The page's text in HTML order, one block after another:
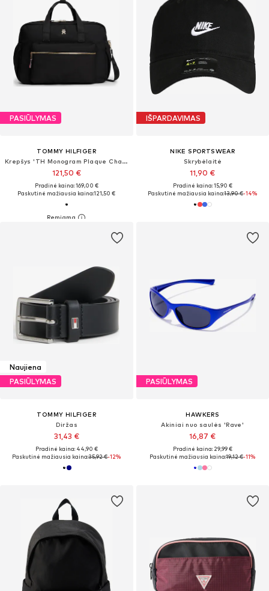
PASIŪLYMAS
TOMMY HILFIGER
Krepšys 'TH Monogram Plaque Changing'
121,50 €
Pradinė kaina: 169,00 €
Paskutinė mažiausia kaina:121,50 €
IŠPARDAVIMAS
NIKE SPORTSWEAR
Skrybėlaitė
11,90 €
Pradinė kaina: 15,90 €
Paskutinė mažiausia kaina:13,90 €-14%
Naujiena
PASIŪLYMAS
TOMMY HILFIGER
Diržas
31,43 €
Pradinė kaina: 44,90 €
Paskutinė mažiausia kaina:35,92 €-12%
PASIŪLYMAS
HAWKERS
Akiniai nuo saulės 'Rave'
16,87 €
Pradinė kaina: 29,99 €
Paskutinė mažiausia kaina:19,12 €-11%